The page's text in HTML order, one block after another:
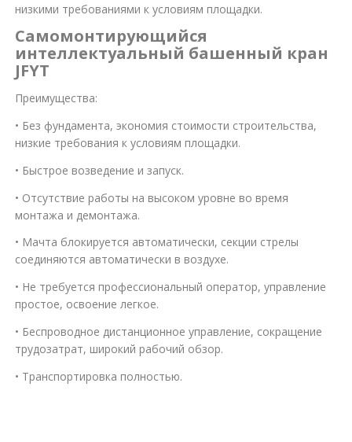
низкими требованиями к условиям площадки.
Самомонтирующийся
интеллектуальный башенный кран
JFYT
Преимущества:
• Без фундамента, экономия стоимости строительства,
низкие требования к условиям площадки.
• Быстрое возведение и запуск.
• Отсутствие работы на высоком уровне во время
монтажа и демонтажа.
• Мачта блокируется автоматически, секции стрелы
соединяются автоматически в воздухе.
• Не требуется профессиональный оператор, управление
простое, освоение легкое.
• Беспроводное дистанционное управление, сокращение
трудозатрат, широкий рабочий обзор.
• Транспортировка полностью.